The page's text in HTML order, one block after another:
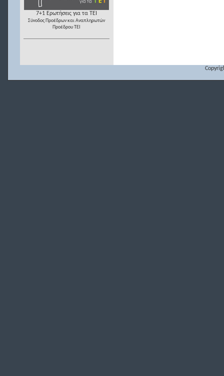
7+1 Ερωτήσεις για τα ΤΕΙ
Σύνοδος Προέδρων και Αναπληρωτών
Προέδρου ΤΕΙ